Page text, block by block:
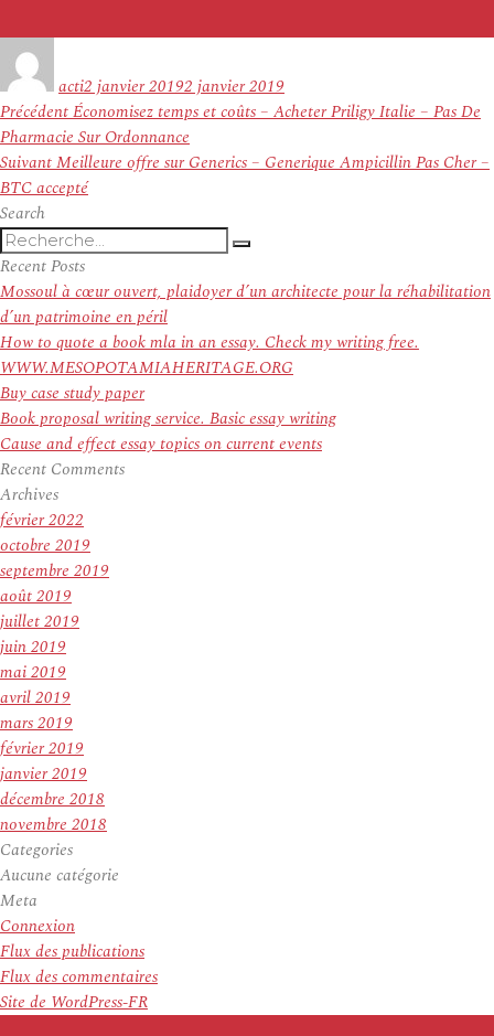
actile
2 janvier 20192 janvier 2019
Navigation
de
l’article
PrécédentArticle
précédent :
Économisez temps et coûts – Acheter Priligy Italie – Pas De
Pharmacie Sur Ordonnance
SuivantArticle
suivant :
Meilleure offre sur Generics – Generique Ampicillin Pas Cher –
BTC accepté
Search
Recherche
pour
:
Recherche
Recent Posts
Mossoul à cœur ouvert, plaidoyer d’un architecte pour la réhabilitation
d’un patrimoine en péril
How to quote a book mla in an essay. Check my writing free.
WWW.MESOPOTAMIAHERITAGE.ORG
Buy case study paper
Book proposal writing service. Basic essay writing
Cause and effect essay topics on current events
Recent Comments
Archives
février 2022
octobre 2019
septembre 2019
août 2019
juillet 2019
juin 2019
mai 2019
avril 2019
mars 2019
février 2019
janvier 2019
décembre 2018
novembre 2018
Categories
Aucune catégorie
Meta
Connexion
Flux des publications
Flux des commentaires
Site de WordPress-FR